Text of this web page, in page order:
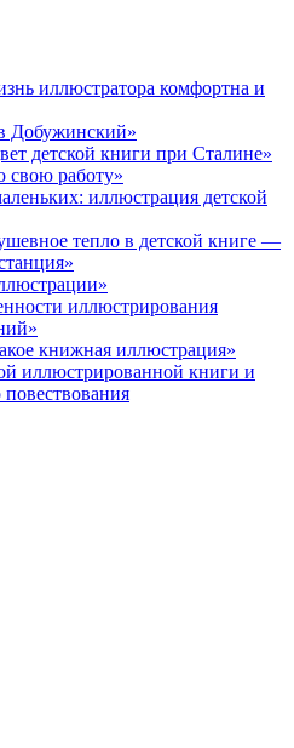
иллюстратора комфортна и
Добужинский»
детской книги при Сталине»
свою работу»
иллюстрация детской
тепло в детской книге —
иллюстрирования
книжная иллюстрация»
иллюстрированной книги и
повествования